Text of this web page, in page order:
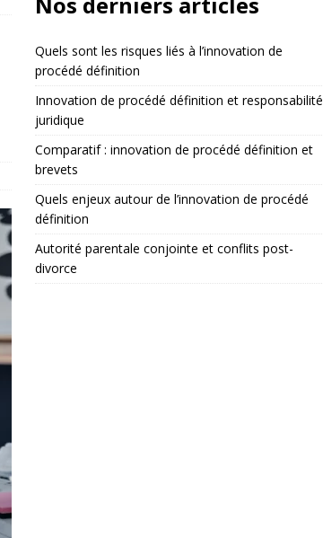
Quels sont les risques liés à l’innovation de
procédé définition
Innovation de procédé définition et responsabilité
juridique
Comparatif : innovation de procédé définition et
brevets
Quels enjeux autour de l’innovation de procédé
définition
Autorité parentale conjointe et conflits post-
divorce